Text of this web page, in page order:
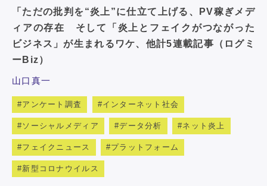
「ただの批判を“炎上”に仕立て上げる、PV稼ぎメデ
ィアの存在 そして「炎上とフェイクがつながった
ビジネス」が生まれるワケ、他計5連載記事（ログミ
ーBiz）
山口真一
アンケート調査 インターネット社会
ソーシャルメディア データ分析 ネット炎上
フェイクニュース プラットフォーム
新型コロナウイルス